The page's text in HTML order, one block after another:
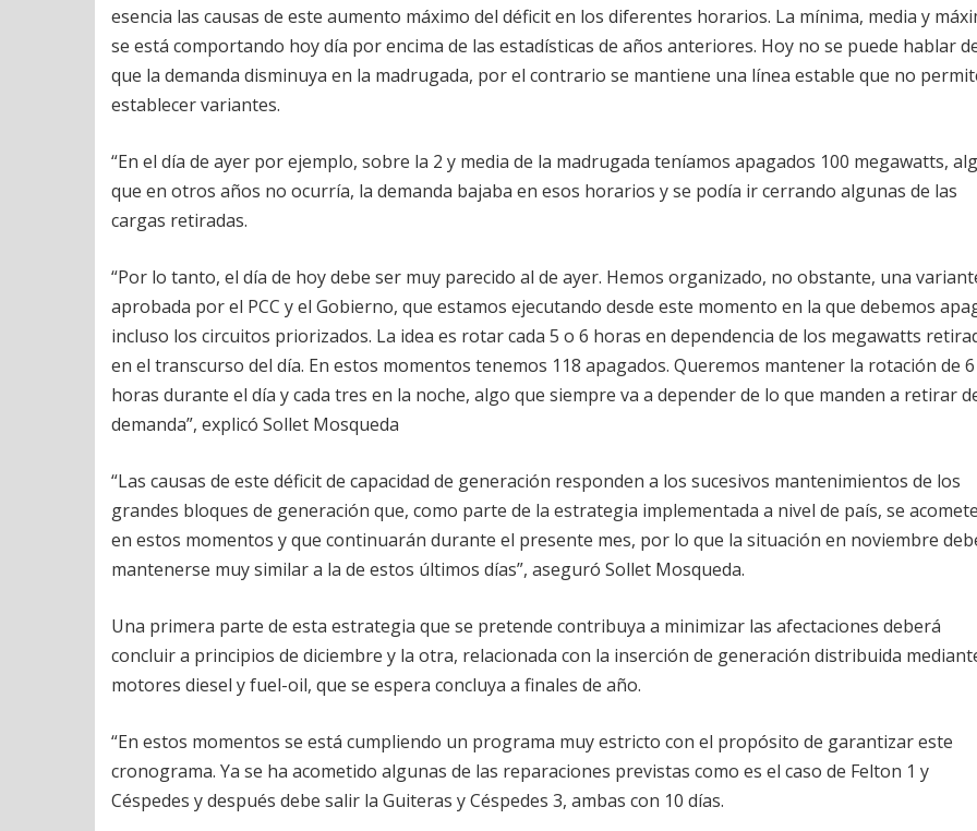
esencia las causas de este aumento máximo del déficit en los diferentes horarios. La mínima, media y
se está comportando hoy día por encima de las estadísticas de años anteriores. Hoy no se puede hablar
que la demanda disminuya en la madrugada, por el contrario se mantiene una línea estable que no
establecer variantes.
“En el día de ayer por ejemplo, sobre la 2 y media de la madrugada teníamos apagados 100 megawatts,
que en otros años no ocurría, la demanda bajaba en esos horarios y se podía ir cerrando algunas de las
cargas retiradas.
“Por lo tanto, el día de hoy debe ser muy parecido al de ayer. Hemos organizado, no obstante, una
aprobada por el PCC y el Gobierno, que estamos ejecutando desde este momento en la que debemos
incluso los circuitos priorizados. La idea es rotar cada 5 o 6 horas en dependencia de los megawatts
en el transcurso del día. En estos momentos tenemos 118 apagados. Queremos mantener la rotación de 6
horas durante el día y cada tres en la noche, algo que siempre va a depender de lo que manden a retirar
demanda”, explicó Sollet Mosqueda
“Las causas de este déficit de capacidad de generación responden a los sucesivos mantenimientos de los
grandes bloques de generación que, como parte de la estrategia implementada a nivel de país, se
en estos momentos y que continuarán durante el presente mes, por lo que la situación en noviembre
mantenerse muy similar a la de estos últimos días”, aseguró Sollet Mosqueda.
Una primera parte de esta estrategia que se pretende contribuya a minimizar las afectaciones deberá
concluir a principios de diciembre y la otra, relacionada con la inserción de generación distribuida
motores diesel y fuel-oil, que se espera concluya a finales de año.
“En estos momentos se está cumpliendo un programa muy estricto con el propósito de garantizar este
cronograma. Ya se ha acometido algunas de las reparaciones previstas como es el caso de Felton 1 y
Céspedes y después debe salir la Guiteras y Céspedes 3, ambas con 10 días.